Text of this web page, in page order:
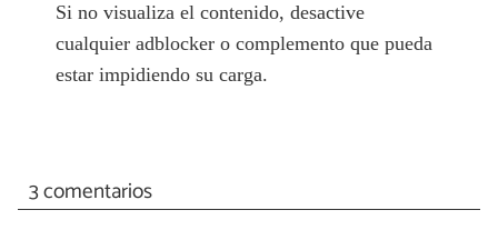
Si no visualiza el contenido, desactive
cualquier adblocker o complemento que pueda
estar impidiendo su carga.
3 comentarios